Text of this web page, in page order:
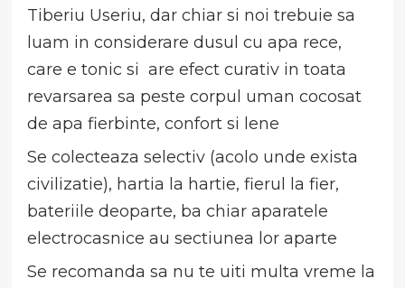
Tiberiu Useriu, dar chiar si noi trebuie sa
luam in considerare dusul cu apa rece,
care e tonic si are efect curativ in toata
revarsarea sa peste corpul uman cocosat
de apa fierbinte, confort si lene
Se colecteaza selectiv (acolo unde exista
civilizatie), hartia la hartie, fierul la fier,
bateriile deoparte, ba chiar aparatele
electrocasnice au sectiunea lor aparte
Se recomanda sa nu te uiti multa vreme la